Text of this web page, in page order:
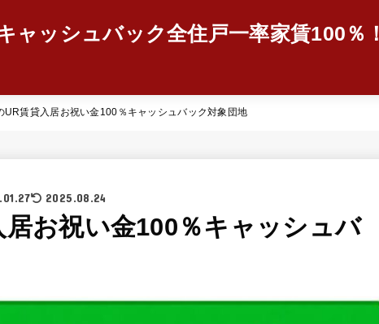
ャッシュバック全住戸一率家賃100％！
UR賃貸入居お祝い金100％キャッシュバック対象団地
2025.08.24
お祝い金100％キャッシュバ